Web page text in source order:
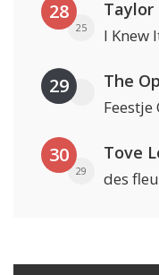
28
25
Taylor
I Knew
29 The
30
29
Tove
des